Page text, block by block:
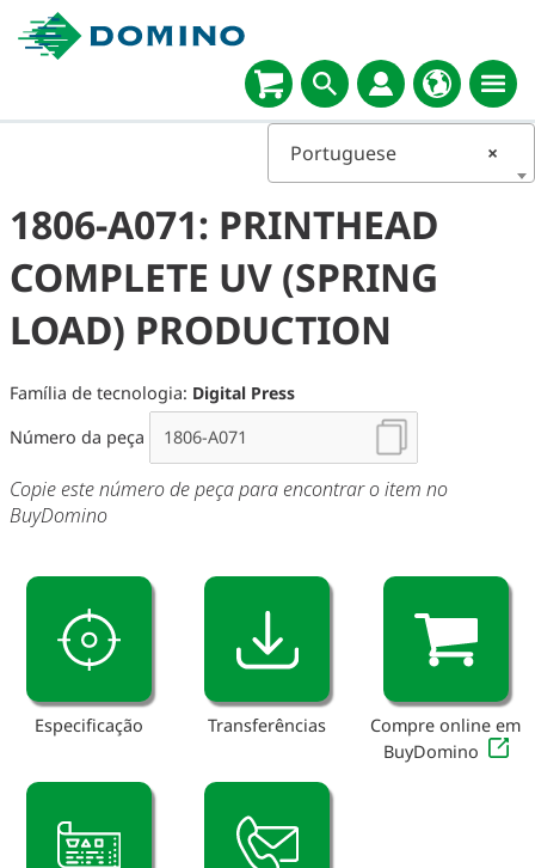
×
Portuguese
1806-A071: PRINTHEAD
COMPLETE UV (SPRING
LOAD) PRODUCTION
Família de tecnologia: Digital Press
Número da peça
Copie este número de peça para encontrar o item no
BuyDomino
Especificação Transferências
Compre online em
BuyDomino